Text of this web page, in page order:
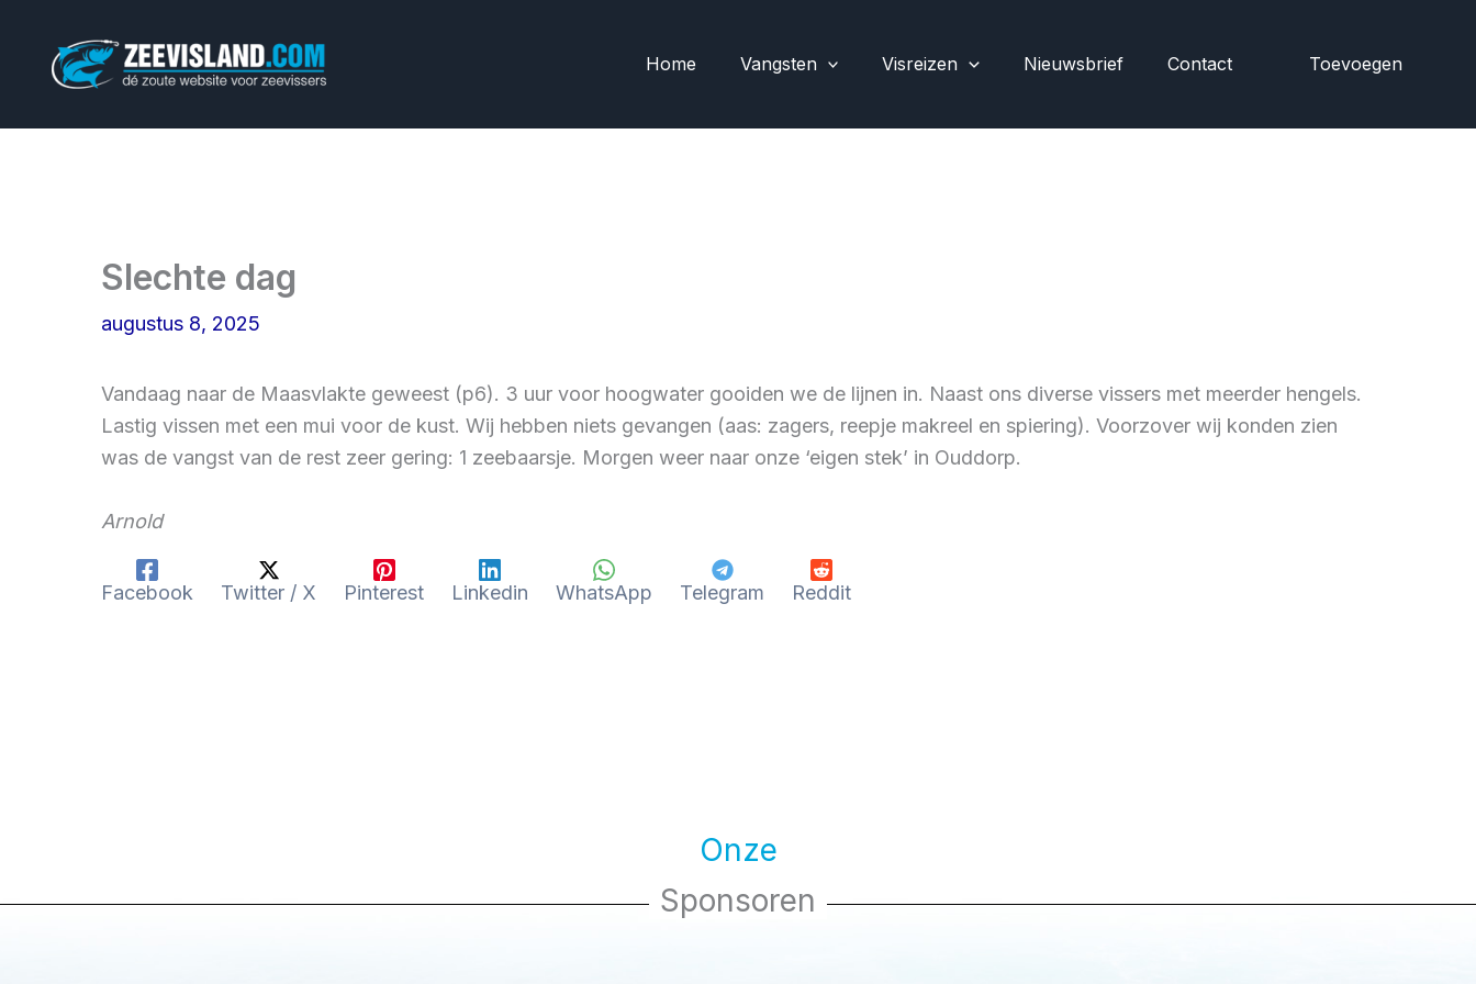
Home Vangsten Visreizen Nieuwsbrief Contact Toevoegen
Slechte dag
augustus 8, 2025
Vandaag naar de Maasvlakte geweest (p6). 3 uur voor hoogwater gooiden we de lijnen in. Naast ons diverse vissers met meerder hengels.
Lastig vissen met een mui voor de kust. Wij hebben niets gevangen (aas: zagers, reepje makreel en spiering). Voorzover wij konden zien
was de vangst van de rest zeer gering: 1 zeebaarsje. Morgen weer naar onze ‘eigen stek’ in Ouddorp.
Arnold
Facebook Twitter / X Pinterest Linkedin WhatsApp Telegram Reddit
Onze
Sponsoren